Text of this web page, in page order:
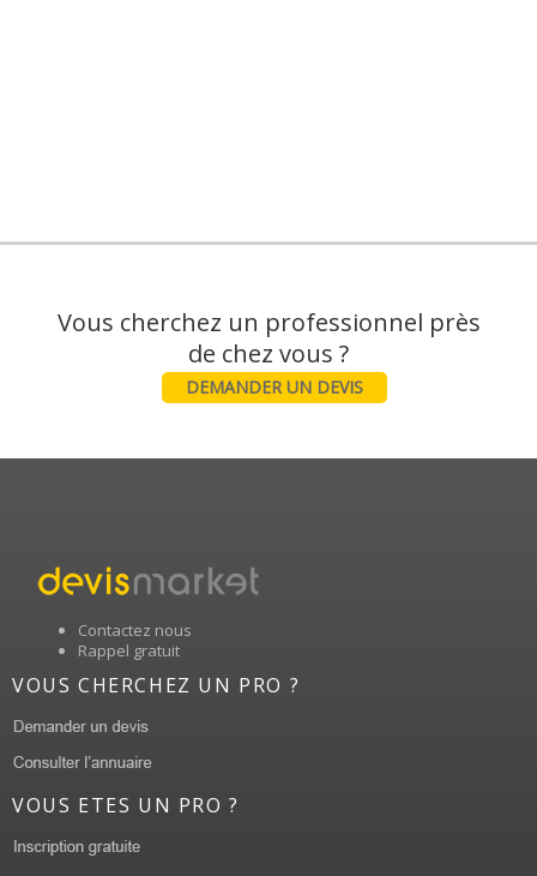
Vous cherchez un professionnel près
DEMANDER UN DEVIS
Contactez nous
Rappel gratuit
VOUS CHERCHEZ UN PRO ?
VOUS ETES UN PRO ?